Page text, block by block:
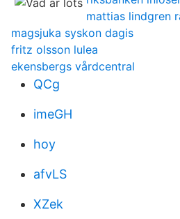
mattias lindgren
magsjuka syskon dagis
fritz olsson lulea
ekensbergs vårdcentral
QCg
imeGH
hoy
afvLS
XZek